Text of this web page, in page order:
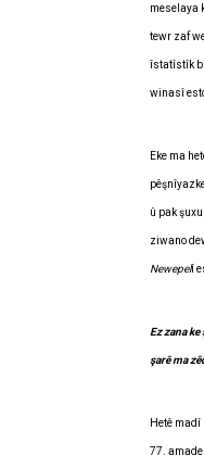
meselaya
tewr zaf
îstatîstîk
winasî
Eke ma
û pak
ziwano
Newepelî
Ez zana
şarê ma
Hetê madî
77. amade